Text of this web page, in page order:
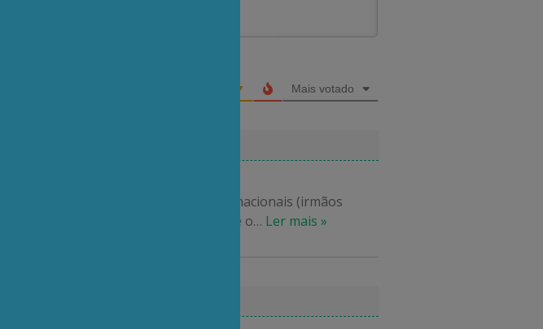
Mais votado
dos bancões e campeões nacionais (irmãos
nada que faça este juros baixar. Até o… Ler mais »